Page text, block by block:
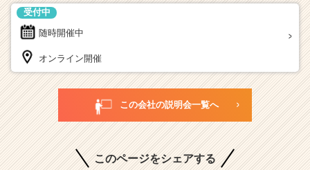
随時開催中
受付中
オンライン開催
この会社の説明会一覧へ
このページをシェアする